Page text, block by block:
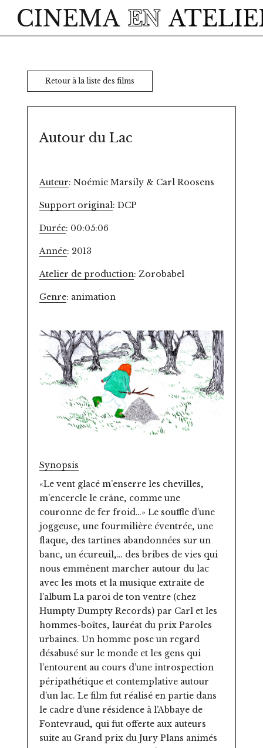
Retour à la liste des films
Autour du Lac
Auteur: Noémie Marsily & Carl Roosens
Support original: DCP
Durée: 00:05:06
Année: 2013
Atelier de production: Zorobabel
Genre: animation
Synopsis
«Le vent glacé m’enserre les chevilles,
m’encercle le crâne, comme une
couronne de fer froid…» Le souffle d’une
joggeuse, une fourmilière éventrée, une
flaque, des tartines abandonnées sur un
banc, un écureuil,… des bribes de vies qui
nous emmènent marcher autour du lac
avec les mots et la musique extraite de
l’album La paroi de ton ventre (chez
Humpty Dumpty Records) par Carl et les
hommes-boîtes, lauréat du prix Paroles
urbaines. Un homme pose un regard
désabusé sur le monde et les gens qui
l’entourent au cours d’une introspection
péripathétique et contemplative autour
d’un lac. Le film fut réalisé en partie dans
le cadre d’une résidence à l’Abbaye de
Fontevraud, qui fut offerte aux auteurs
suite au Grand prix du Jury Plans animés